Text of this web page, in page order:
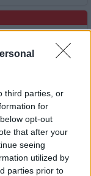
third parties, or
for
opt-out
that after your
seeing
utilized by
parties prior to
25.08.23 13:33:54
#56143
nezbytná